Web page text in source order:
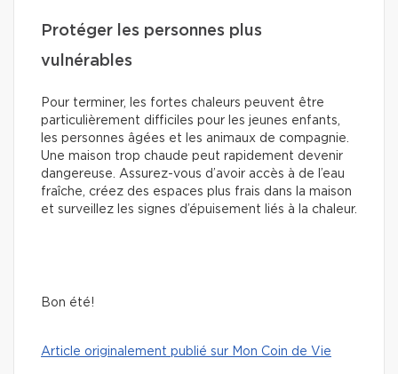
Protéger les personnes plus
vulnérables
Pour terminer, les fortes chaleurs peuvent être
particulièrement difficiles pour les jeunes enfants,
les personnes âgées et les animaux de compagnie.
Une maison trop chaude peut rapidement devenir
dangereuse. Assurez-vous d’avoir accès à de l’eau
fraîche, créez des espaces plus frais dans la maison
et surveillez les signes d’épuisement liés à la chaleur.
Bon été!
Article originalement publié sur Mon Coin de Vie